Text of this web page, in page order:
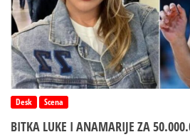
Desk Scena
BITKA LUKE I ANAMARIJE ZA